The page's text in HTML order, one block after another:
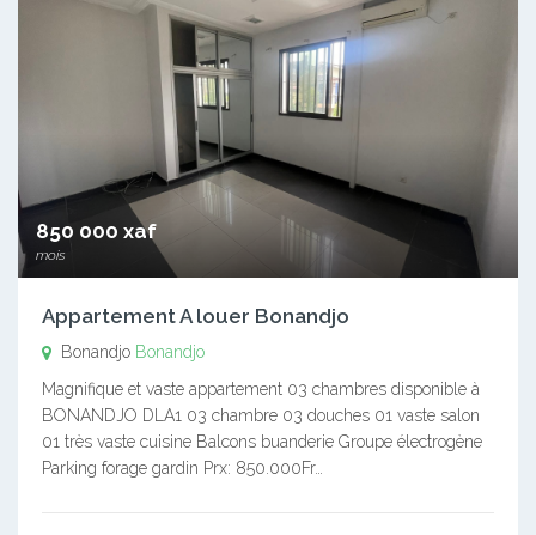
850 000 xaf
mois
Appartement A louer Bonandjo
Bonandjo Bonandjo
Magnifique et vaste appartement 03 chambres disponible à
BONANDJO DLA1 03 chambre 03 douches 01 vaste salon
01 très vaste cuisine Balcons buanderie Groupe électrogène
Parking forage gardin Prx: 850.000Fr…